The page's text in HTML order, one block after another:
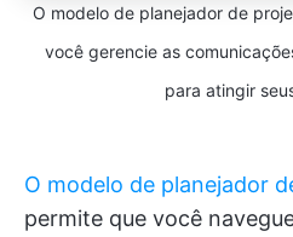
O modelo de planejador de
você gerencie as
para atingir
O modelo de planejador
permite que você